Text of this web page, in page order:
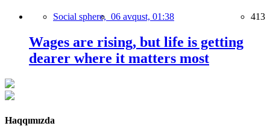
Social sphere, 06 avqust, 01:38 413
Wages are rising, but life is getting
dearer where it matters most
Haqqımızda